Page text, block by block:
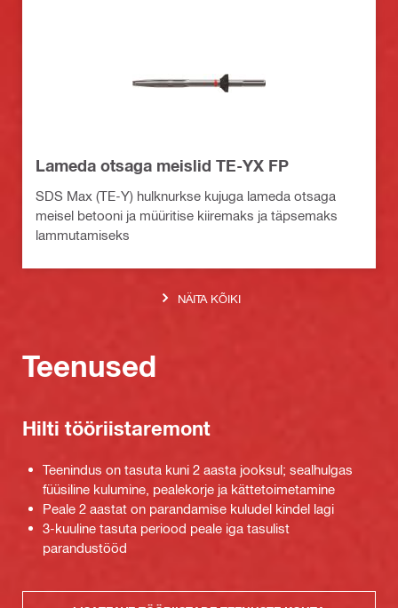
Lameda otsaga meislid TE-YX FP
SDS Max (TE-Y) hulknurkse kujuga lameda otsaga
meisel betooni ja müüritise kiiremaks ja täpsemaks
lammutamiseks
NÄITA KÕIKI
Teenused
Hilti tööriistaremont
Teenindus on tasuta kuni 2 aasta jooksul; sealhulgas
füüsiline kulumine, pealekorje ja kättetoimetamine
Peale 2 aastat on parandamise kuludel kindel lagi
3-kuuline tasuta periood peale iga tasulist
parandustööd